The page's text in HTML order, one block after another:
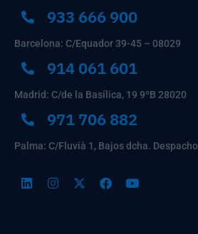
933 666 900
Barcelona: C/Equador 39-45 – 08029
914 061 601
Madrid: C/de la Basílica, 19 9ºB 28020
971 706 882
Palma: C/Fluvià 1, Bajos dcha.